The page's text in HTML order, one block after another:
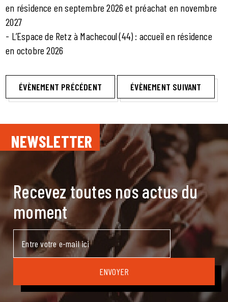
en résidence en septembre 2026 et préachat en novembre
2027
- L’Espace de Retz à Machecoul (44) : accueil en résidence
en octobre 2026
ÉVÈNEMENT PRÉCÉDENT ÉVÈNEMENT SUIVANT
NEWSLETTER
Recevez toutes nos actus du
moment